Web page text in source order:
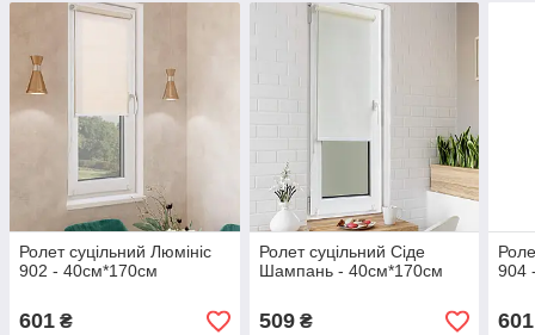
Ролет суцільний Люмініс
902 - 40см*170см
601 ₴
Ролет суцільний Сіде
Шампань - 40см*170см
509₴
904
601